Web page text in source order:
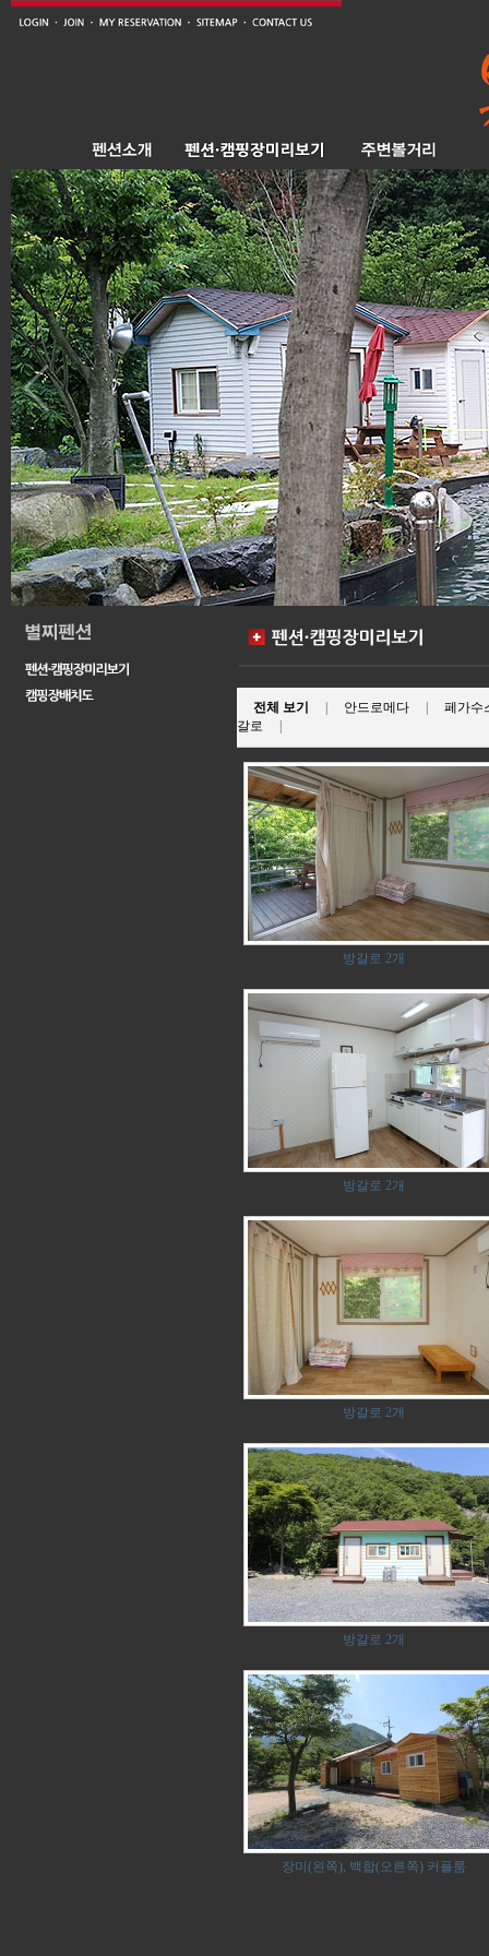
전체 보기 안드로메다
페가수
갈로
방갈로 2개
방갈로 2개
방갈로 2개
방갈로 2개
장미(왼쪽), 백합(오른쪽) 커플룸